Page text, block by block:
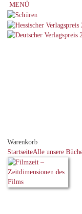
MENÜ
Warenkorb
StartseiteAlle unsere